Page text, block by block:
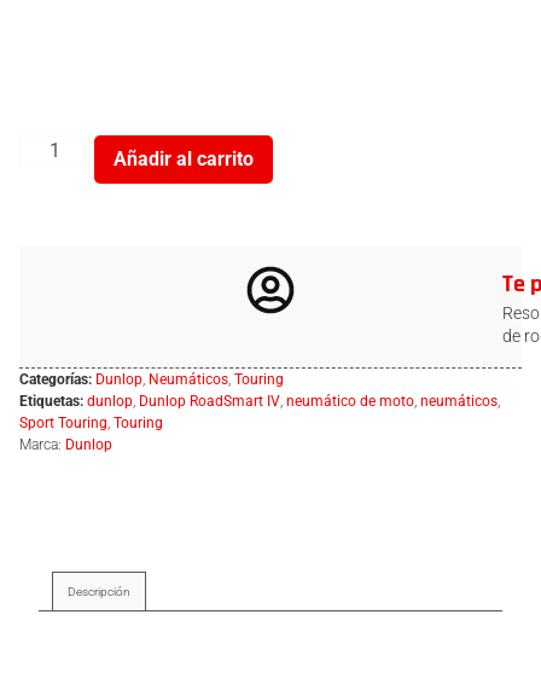
Añadir al carrito
Te
de
Categorías: Dunlop, Neumáticos, Touring
Etiquetas: dunlop, Dunlop RoadSmart IV, neumático de moto, neumáticos,
Sport Touring, Touring
Marca: Dunlop
Descripción